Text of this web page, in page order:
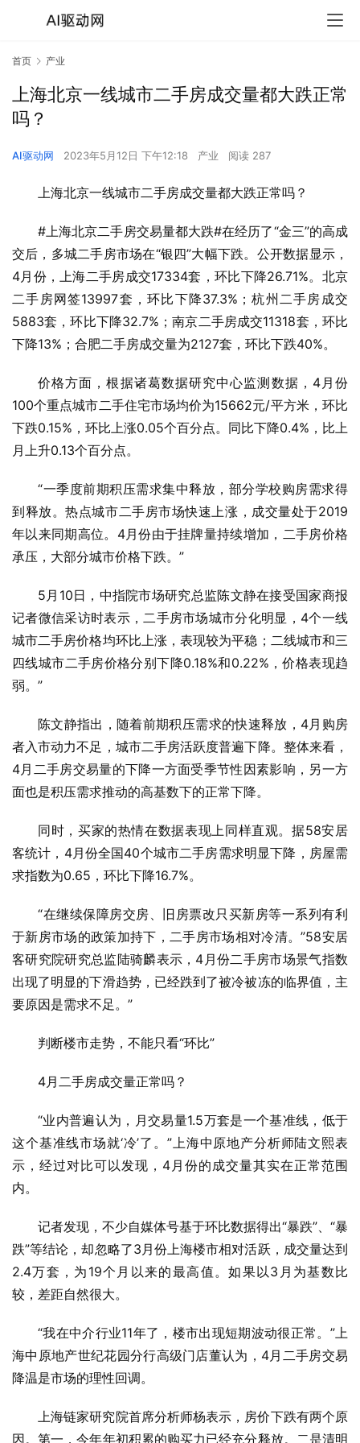
首页 产业
上海北京一线城市二手房成交量都大跌正常
吗？
AI驱动网 2023年5月12日 下午12:18 产业 阅读 287
上海北京一线城市二手房成交量都大跌正常吗？
#上海北京二手房交易量都大跌#在经历了“金三”的高成
交后，多城二手房市场在“银四”大幅下跌。公开数据显示，
4月份，上海二手房成交17334套，环比下降26.71%。北京
二手房网签13997套，环比下降37.3%；杭州二手房成交
5883套，环比下降32.7%；南京二手房成交11318套，环比
下降13%；合肥二手房成交量为2127套，环比下跌40%。
价格方面，根据诸葛数据研究中心监测数据，4月份
100个重点城市二手住宅市场均价为15662元/平方米，环比
下跌0.15%，环比上涨0.05个百分点。同比下降0.4%，比上
月上升0.13个百分点。
“一季度前期积压需求集中释放，部分学校购房需求得
到释放。热点城市二手房市场快速上涨，成交量处于2019
年以来同期高位。4月份由于挂牌量持续增加，二手房价格
承压，大部分城市价格下跌。”
5月10日，中指院市场研究总监陈文静在接受国家商报
记者微信采访时表示，二手房市场城市分化明显，4个一线
城市二手房价格均环比上涨，表现较为平稳；二线城市和三
四线城市二手房价格分别下降0.18%和0.22%，价格表现趋
弱。”
陈文静指出，随着前期积压需求的快速释放，4月购房
者入市动力不足，城市二手房活跃度普遍下降。整体来看，
4月二手房交易量的下降一方面受季节性因素影响，另一方
面也是积压需求推动的高基数下的正常下降。
同时，买家的热情在数据表现上同样直观。据58安居
客统计，4月份全国40个城市二手房需求明显下降，房屋需
求指数为0.65，环比下降16.7%。
“在继续保障房交房、旧房票改只买新房等一系列有利
于新房市场的政策加持下，二手房市场相对冷清。”58安居
客研究院研究总监陆骑麟表示，4月份二手房市场景气指数
出现了明显的下滑趋势，已经跌到了被冷被冻的临界值，主
要原因是需求不足。”
判断楼市走势，不能只看“环比”
4月二手房成交量正常吗？
“业内普遍认为，月交易量1.5万套是一个基准线，低于
这个基准线市场就‘冷’了。”上海中原地产分析师陆文熙表
示，经过对比可以发现，4月份的成交量其实在正常范围
内。
记者发现，不少自媒体号基于环比数据得出“暴跌”、“暴
跌”等结论，却忽略了3月份上海楼市相对活跃，成交量达到
2.4万套，为19个月以来的最高值。如果以3月为基数比
较，差距自然很大。
“我在中介行业11年了，楼市出现短期波动很正常。”上
海中原地产世纪花园分行高级门店董认为，4月二手房交易
降温是市场的理性回调。
上海链家研究院首席分析师杨表示，房价下跌有两个原
因。第一，今年年初积累的购买力已经充分释放。二是清明